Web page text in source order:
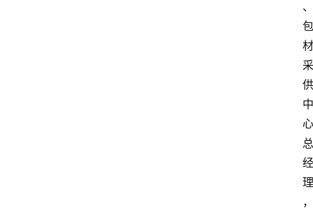
、
包
材
采
供
中
心
总
经
理
，